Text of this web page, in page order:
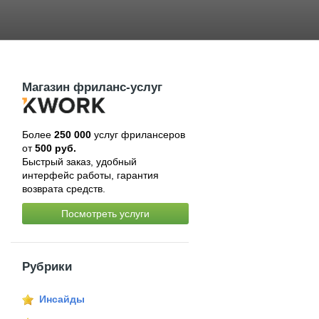
Магазин фриланс-услуг
Более 250 000услуг фрилансеров
от500 руб.
Быстрый заказ, удобный
интерфейс работы, гарантия
возврата средств.
Посмотреть услуги
Рубрики
Инсайды